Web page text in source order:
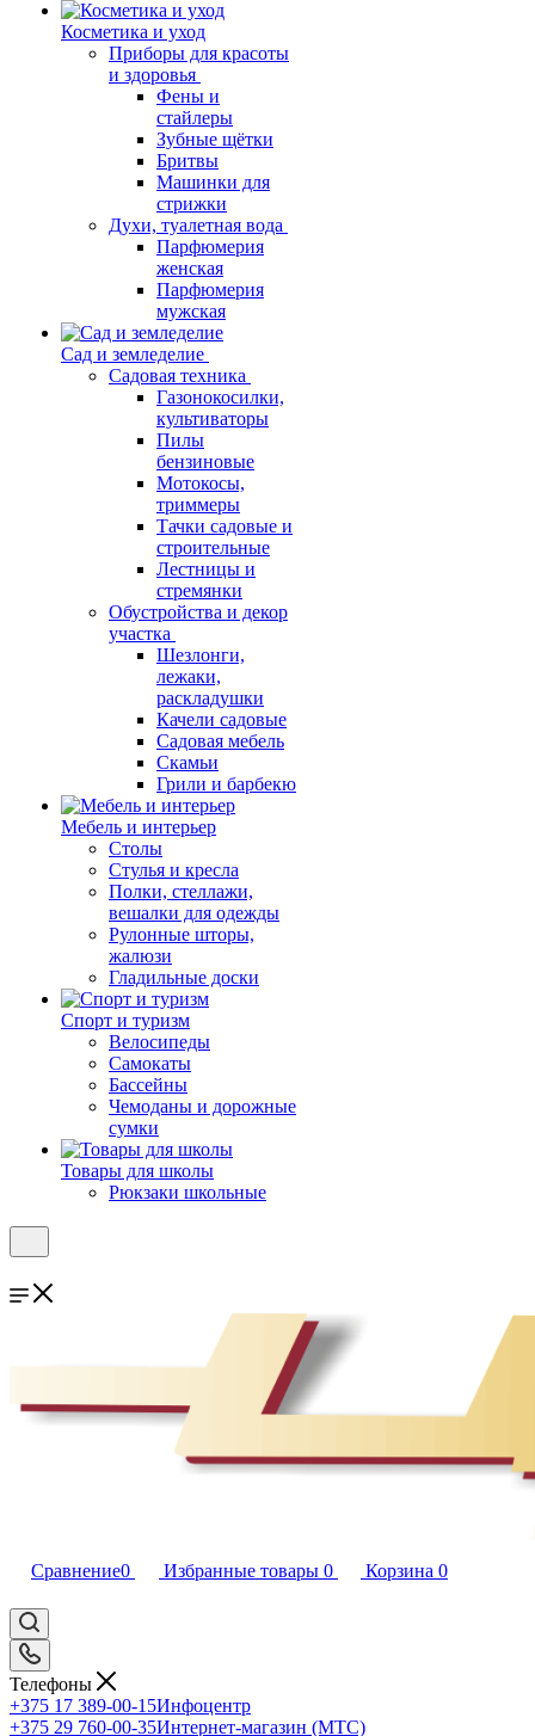
Косметика и уход
Приборы для красоты
и здоровья
Фены и
стайлеры
Зубные щётки
Бритвы
Машинки для
стрижки
Духи, туалетная вода
Парфюмерия
женская
Парфюмерия
мужская
Сад и земледелие
Садовая техника
Газонокосилки,
культиваторы
Пилы
бензиновые
Мотокосы,
триммеры
Тачки садовые и
строительные
Лестницы и
стремянки
Обустройства и декор
участка
Шезлонги,
лежаки,
раскладушки
Качели садовые
Садовая мебель
Скамьи
Грили и барбекю
Мебель и интерьер
Столы
Стулья и кресла
Полки, стеллажи,
вешалки для одежды
Рулонные шторы,
жалюзи
Гладильные доски
Спорт и туризм
Велосипеды
Самокаты
Бассейны
Чемоданы и дорожные
сумки
Товары для школы
Рюкзаки школьные
Сравнение0 Избранные товары 0 Корзина 0
Телефоны
+375 17 389-00-15Инфоцентр
+375 29 760-00-35Интернет-магазин (МТС)